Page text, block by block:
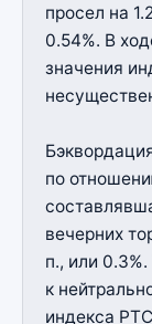
просел на
0.54%. В
значения
по
вечерних
п., или
к
индекса